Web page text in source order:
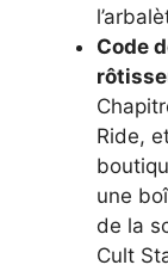
Code
Ride,
une
de la
Cult